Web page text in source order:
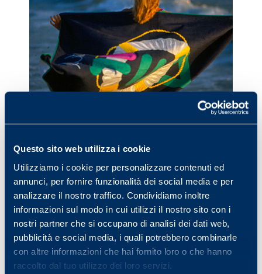
Questo sito web utilizza i cookie
Utilizziamo i cookie per personalizzare contenuti ed
annunci, per fornire funzionalità dei social media e per
analizzare il nostro traffico. Condividiamo inoltre
informazioni sul modo in cui utilizzi il nostro sito con i
nostri partner che si occupano di analisi dei dati web,
pubblicità e social media, i quali potrebbero combinarle
con altre informazioni che hai fornito loro o che hanno
raccolto dal tuo utilizzo dei loro servizi.
A towel, a house Laying down a beach towel is like
starting the construction of a house, a shelter ready to
welcome us for a short period…